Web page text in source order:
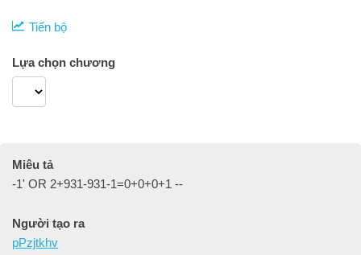
Tiến bộ
Lựa chọn chương
Miêu tả
-1' OR 2+931-931-1=0+0+0+1 --
Người tạo ra
pPzjtkhv